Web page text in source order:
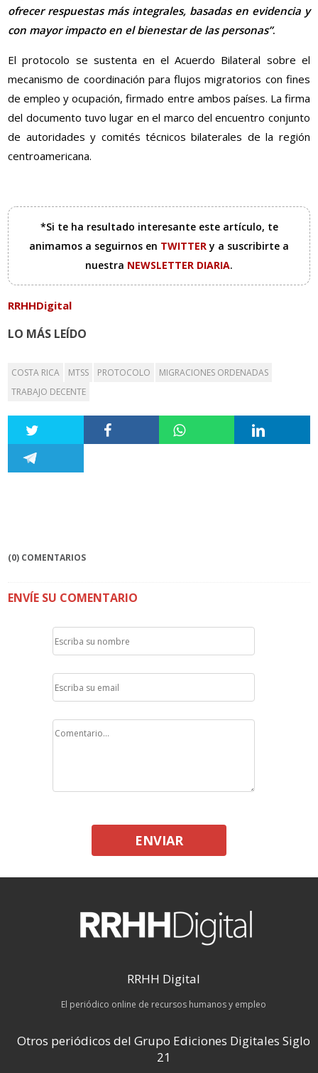
ofrecer respuestas más integrales, basadas en evidencia y
con mayor impacto en el bienestar de las personas”.
El protocolo se sustenta en el Acuerdo Bilateral sobre el
mecanismo de coordinación para flujos migratorios con fines
de empleo y ocupación, firmado entre ambos países. La firma
del documento tuvo lugar en el marco del encuentro conjunto
de autoridades y comités técnicos bilaterales de la región
centroamericana.
*Si te ha resultado interesante este artículo, te
animamos a seguirnos en TWITTERy a suscribirte a
nuestra NEWSLETTER DIARIA.
RRHHDigital
LO MÁS LEÍDO
COSTA RICA MTSS PROTOCOLO
MIGRACIONES ORDENADAS
TRABAJO DECENTE
(0) COMENTARIOS
ENVÍE SU COMENTARIO
ENVIAR
RRHH Digital
El periódico online de recursos humanos y empleo
Otros periódicos del Grupo Ediciones Digitales Siglo
21